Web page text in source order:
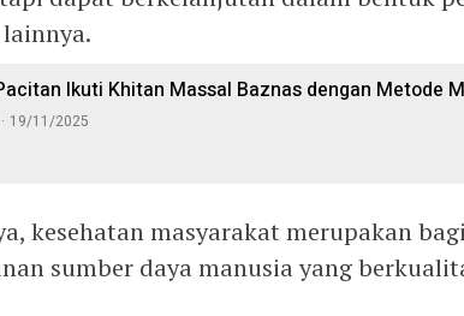
Ikuti Khitan Massal Baznas dengan Metode
19/11/2025
kesehatan masyarakat merupakan
sumber daya manusia yang